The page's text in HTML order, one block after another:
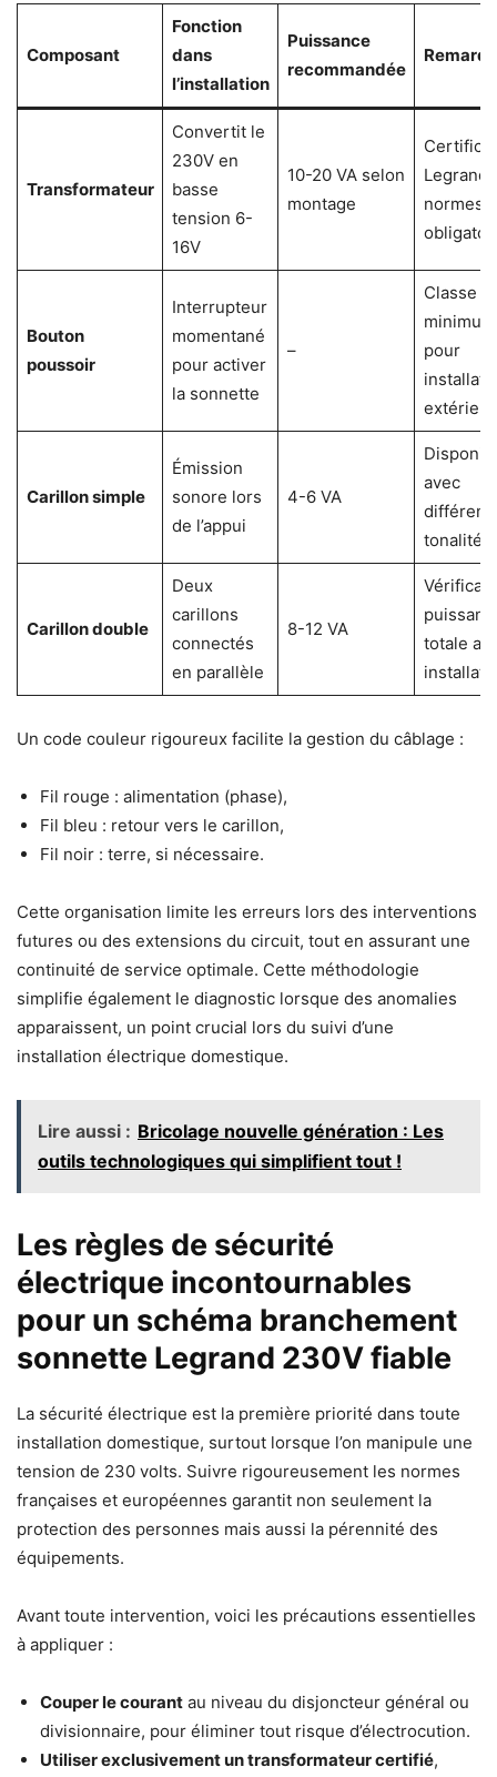
Composant
Fonction
dans
l’installation
Puissance
recommandée
Transformateur
Convertit le
230V en
basse
tension 6-
16V
10-20 VA selon
montage
Legrand
normes
Bouton
poussoir
Interrupteur
momentané
pour activer
la sonnette
–
Classe
minimum
pour
Carillon simple
Émission
sonore lors
de l’appui
4-6 VA
avec
tonalités
Carillon double
Deux
carillons
connectés
en parallèle
8-12 VA
totale
Un code couleur rigoureux facilite la gestion du câblage :
Fil rouge : alimentation (phase),
Fil bleu : retour vers le carillon,
Fil noir : terre, si nécessaire.
Cette organisation limite les erreurs lors des interventions
futures ou des extensions du circuit, tout en assurant une
continuité de service optimale. Cette méthodologie
simplifie également le diagnostic lorsque des anomalies
apparaissent, un point crucial lors du suivi d’une
installation électrique domestique.
Lire aussi : Bricolage nouvelle génération : Les
outils technologiques qui simplifient tout !
Les règles de sécurité
électrique incontournables
pour un schéma branchement
sonnette Legrand 230V fiable
La sécurité électrique est la première priorité dans toute
installation domestique, surtout lorsque l’on manipule une
tension de 230 volts. Suivre rigoureusement les normes
françaises et européennes garantit non seulement la
protection des personnes mais aussi la pérennité des
équipements.
Avant toute intervention, voici les précautions essentielles
à appliquer :
Couper le courant au niveau du disjoncteur général ou
divisionnaire, pour éliminer tout risque d’électrocution.
Utiliser exclusivement un transformateur certifié,